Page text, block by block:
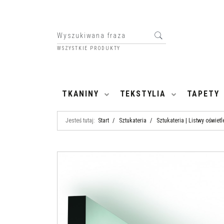
WSZYSTKIE PRODUKTY
TKANINY TEKSTYLIA TAPETY
Jesteś tutaj: Start / Sztukateria / Sztukateria | Listwy